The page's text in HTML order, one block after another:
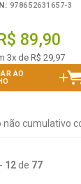
978652631657-3
R$ 89,90
3x de R$ 29,97
AO
não cumulativo
- 12de 77